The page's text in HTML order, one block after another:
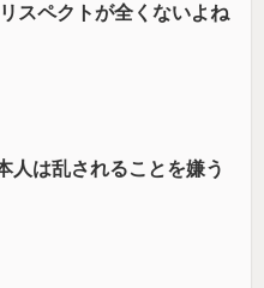
ペクトが全くないよね
乱されることを嫌う